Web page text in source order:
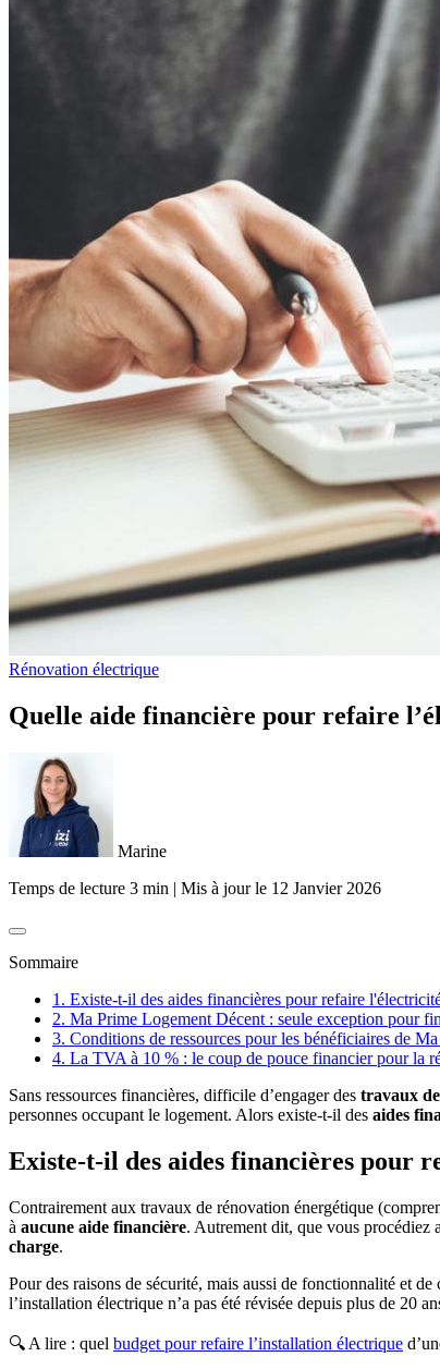
Rénovation électrique
Quelle aide financière pour refaire
Marine
Temps de lecture 3 min | Mis à jour le 12 Janvier 2026
Sommaire
1. Existe-t-il des aides financières pour refaire
2. Ma Prime Logement Décent : seule exception pour
3. Conditions de ressources pour les bénéficiaires de
4. La TVA à 10 % : le coup de pouce financier pour la
Sans ressources financières, difficile d’engager des travaux
personnes occupant le logement. Alors existe-t-il des aides
Existe-t-il des aides financières pour
Contrairement aux travaux de rénovation énergétique
à aucune aide financière. Autrement dit, que vous procédiez
charge.
Pour des raisons de sécurité, mais aussi de fonctionnalité et de
l’installation électrique n’a pas été révisée depuis plus de 20
🔍 A lire : quel budget pour refaire l’installation électrique